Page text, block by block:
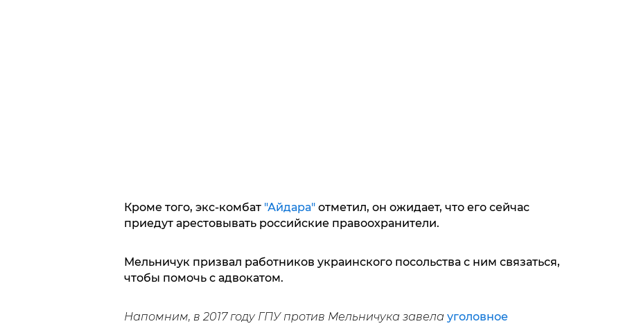
Кроме того, экс-комбат"Айдара"отметил, он ожидает, что его сейчас
приедут арестовывать российские правоохранители.
Мельничук призвал работников украинского посольства с ним связаться,
чтобы помочь с адвокатом.
Напомним, в 2017 году ГПУ против Мельничука завела уголовное